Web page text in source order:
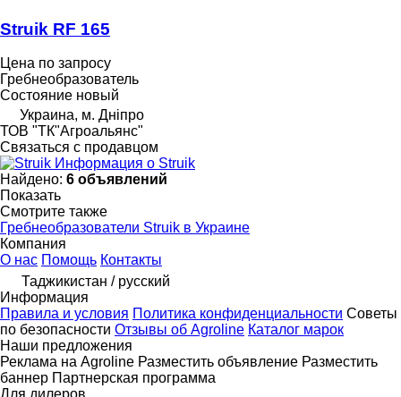
Struik RF 165
Цена по запросу
Гребнеобразователь
Состояние новый
Украина, м. Дніпро
ТОВ "ТК"Агроальянс"
Связаться с продавцом
Информация о Struik
Найдено: 6 объявлений
Показать
Смотрите также
Гребнеобразователи Struik в Украине
Компания
О нас Помощь Контакты
Таджикистан / русский
Информация
Правила и условия Политика конфиденциальности Советы
по безопасности Отзывы об Agroline Каталог марок
Наши предложения
Реклама на Agroline Разместить объявление Разместить
баннер Партнерская программа